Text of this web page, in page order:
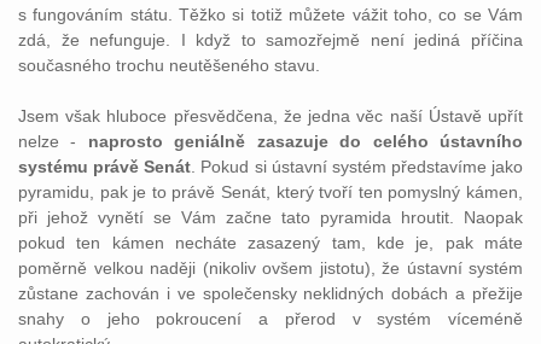
s fungováním státu. Těžko si totiž můžete vážit toho, co se Vám
zdá, že nefunguje. I když to samozřejmě není jediná příčina
současného trochu neutěšeného stavu.
Jsem však hluboce přesvědčena, že jedna věc naší Ústavě upřít
nelze - naprosto geniálně zasazuje do celého ústavního
systému právě Senát . Pokud si ústavní systém představíme jako
pyramidu, pak je to právě Senát, který tvoří ten pomyslný kámen,
při jehož vynětí se Vám začne tato pyramida hroutit. Naopak
pokud ten kámen necháte zasazený tam, kde je, pak máte
poměrně velkou naději (nikoliv ovšem jistotu), že ústavní systém
zůstane zachován i ve společensky neklidných dobách a přežije
snahy o jeho pokroucení a přerod v systém víceméně